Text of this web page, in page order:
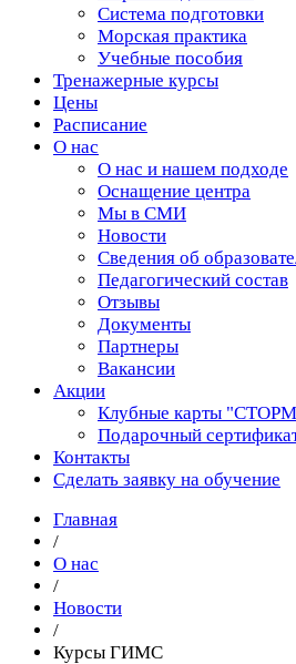
Cистема подготовки
Морская практика
Учебные пособия
Тренажерные курсы
Цены
Расписание
О нас
О нас и нашем подходе
Оснащение центра
Мы в СМИ
Новости
Сведения об
Педагогический состав
Отзывы
Документы
Партнеры
Вакансии
Акции
Клубные карты
Подарочный
Контакты
Сделать заявку на обучение
Главная
/
О нас
/
Новости
/
Курсы ГИМС